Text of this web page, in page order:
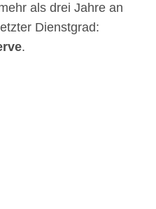
als drei Jahre an
Dienstgrad:
.